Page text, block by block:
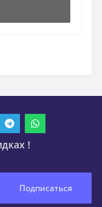
!
Подписаться